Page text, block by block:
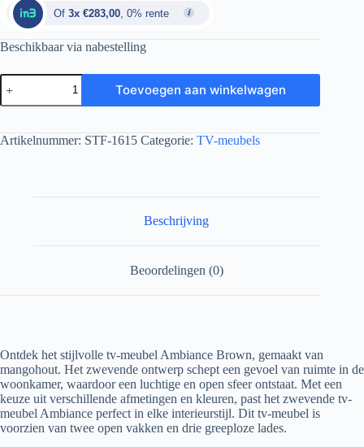
Of 3x €283,00 , 0% rente
Beschikbaar via nabestelling
Toevoegen aan winkelwagen
Artikelnummer: STF-1615 Categorie: TV-meubels
Beschrijving
Beoordelingen (0)
Ontdek het stijlvolle tv-meubel Ambiance Brown, gemaakt van
mangohout. Het zwevende ontwerp schept een gevoel van ruimte in de
woonkamer, waardoor een luchtige en open sfeer ontstaat. Met een
keuze uit verschillende afmetingen en kleuren, past het zwevende tv-
meubel Ambiance perfect in elke interieurstijl. Dit tv-meubel is
voorzien van twee open vakken en drie greeploze lades.